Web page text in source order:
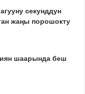
секунддун
жаңы порошокту
шаарында беш